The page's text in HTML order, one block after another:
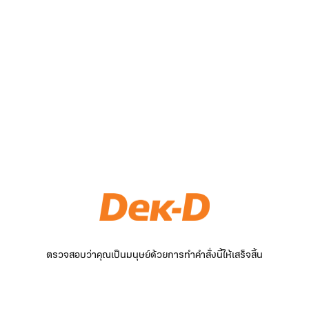
ตรวจสอบว่าคุณเป็นมนุษย์ด้วยการทำคำสั่งนี้ให้เสร็จสิ้น